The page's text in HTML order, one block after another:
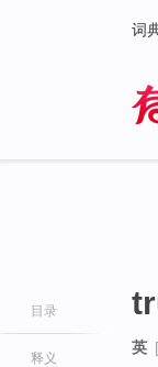
词
目录
释义
英